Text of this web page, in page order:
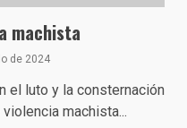
machista
de 2024
el luto y la consternación
machista...